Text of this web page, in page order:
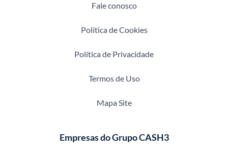
Fale conosco
Política de Cookies
Política de Privacidade
Termos de Uso
Mapa Site
Empresas do Grupo CASH3